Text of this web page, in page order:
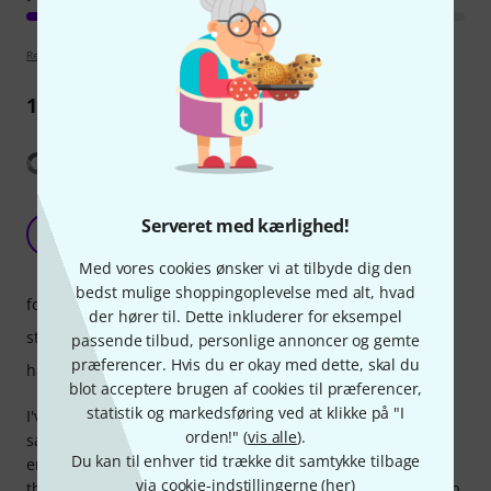
Serveret med kærlighed!
Med vores cookies ønsker vi at tilbyde dig den
bedst mulige shoppingoplevelse med alt, hvad
der hører til. Dette inkluderer for eksempel
passende tilbud, personlige annoncer og gemte
præferencer. Hvis du er okay med dette, skal du
blot acceptere brugen af cookies til præferencer,
statistik og markedsføring ved at klikke på "I
orden!" (vis alle).
Du kan til enhver tid trække dit samtykke tilbage
via cookie-indstillingerne (her)
Retningslinjer for anmeldelser
12
D
maritime NW Europe.
D.T.F. 09.03.2025
I've used closed reed cases with slots for moisturiser
sachets until recently but have come to realise they can
encourage black mould spots on cane reeds. Not a good
forarbejdning
stabilitet
håndtering